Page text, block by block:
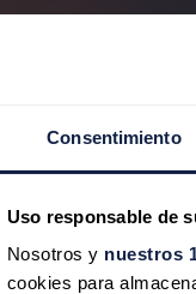
Consentimiento
Uso responsable de
Nosotros y nuestros
cookies para